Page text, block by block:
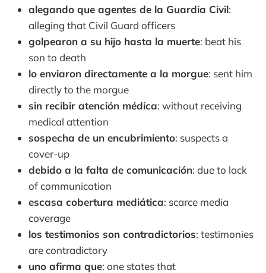
alegando que agentes de la Guardia Civil:
alleging that Civil Guard officers
golpearon a su hijo hasta la muerte: beat his
son to death
lo enviaron directamente a la morgue: sent him
directly to the morgue
sin recibir atención médica: without receiving
medical attention
sospecha de un encubrimiento: suspects a
cover-up
debido a la falta de comunicación: due to lack
of communication
escasa cobertura mediática: scarce media
coverage
los testimonios son contradictorios: testimonies
are contradictory
uno afirma que: one states that